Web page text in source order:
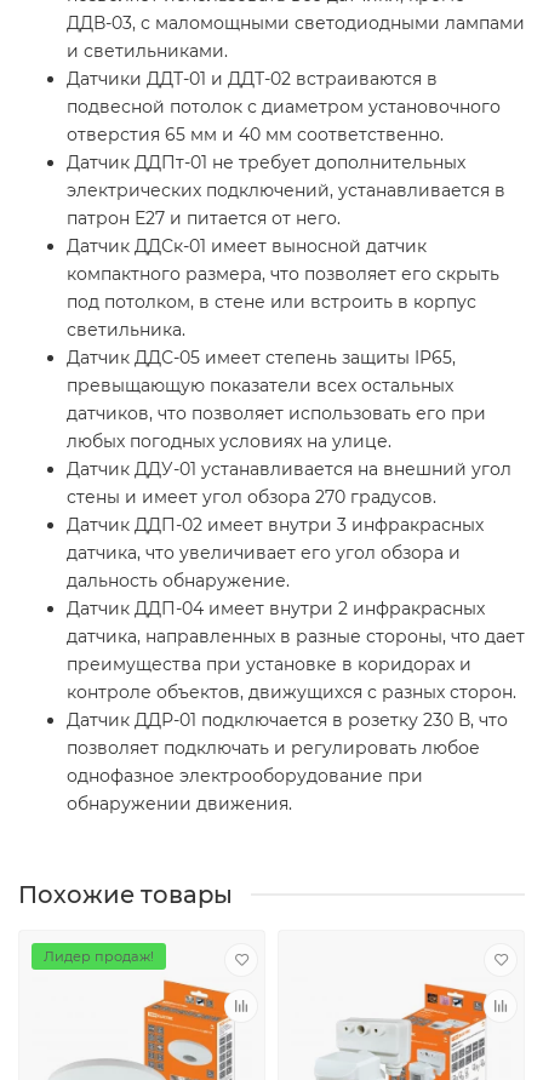
ДДВ-03, с маломощными светодиодными лампами
и светильниками.
Датчики ДДТ-01 и ДДТ-02 встраиваются в
подвесной потолок с диаметром установочного
отверстия 65 мм и 40 мм соответственно.
Датчик ДДПт-01 не требует дополнительных
электрических подключений, устанавливается в
патрон Е27 и питается от него.
Датчик ДДСк-01 имеет выносной датчик
компактного размера, что позволяет его скрыть
под потолком, в стене или встроить в корпус
светильника.
Датчик ДДС-05 имеет степень защиты IP65,
превыщающую показатели всех остальных
датчиков, что позволяет использовать его при
любых погодных условиях на улице.
Датчик ДДУ-01 устанавливается на внешний угол
стены и имеет угол обзора 270 градусов.
Датчик ДДП-02 имеет внутри 3 инфракрасных
датчика, что увеличивает его угол обзора и
дальность обнаружение.
Датчик ДДП-04 имеет внутри 2 инфракрасных
датчика, направленных в разные стороны, что дает
преимущества при установке в коридорах и
контроле объектов, движущихся с разных сторон.
Датчик ДДР-01 подключается в розетку 230 В, что
позволяет подключать и регулировать любое
однофазное электрооборудование при
обнаружении движения.
Похожие товары
Лидер продаж!